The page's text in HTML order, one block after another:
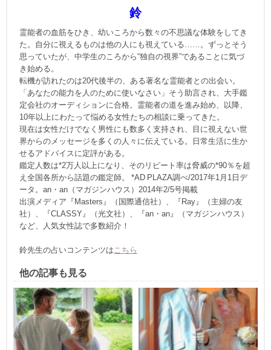
鈴
霊能者の血筋をひき、幼いころから数々の不思議な体験をしてき
た。自分に視えるものは他の人にも視えている……。ずっとそう
思っていたが、中学生のころから“独自の視界”であることに気づ
き始める。
転機が訪れたのは20代後半の、ある著名な霊能者との出会い。
「あなたの能力を人のために使いなさい」そう助言され、大手鑑
定会社のオーディションに合格。霊能者の道を進み始め、以降、
10年以上にわたって悩める女性たちの相談に乗ってきた。
現在は女性だけでなく男性にも数多く支持され、目に視えない世
界からのメッセージを多くの人々に伝えている。日常生活に生か
せるアドバイスに定評がある。
鑑定人数は*2万人以上になり、そのリピート率は脅威の*90％を超
え全国各所から話題の鑑定師。 *AD PLAZA調べ/2017年1月1日デ
ータ。an・an（マガジンハウス）2014年2/5号掲載
出演メディア『Masters』（国際通信社）、『Ray』（主婦の友
社）、『CLASSY』（光文社）、『an・an』（マガジンハウス）
など、人気女性誌で多数紹介！
鈴先生の占いコンテンツは こちら
他の記事も見る